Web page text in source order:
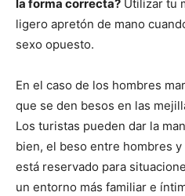
la forma correcta? Utilizar tu
ligero apretón de mano
sexo opuesto.
En el caso de los hombres
que se den besos en las
Los turistas pueden dar la
bien, el beso entre hombres
está reservado para
un entorno más familiar e